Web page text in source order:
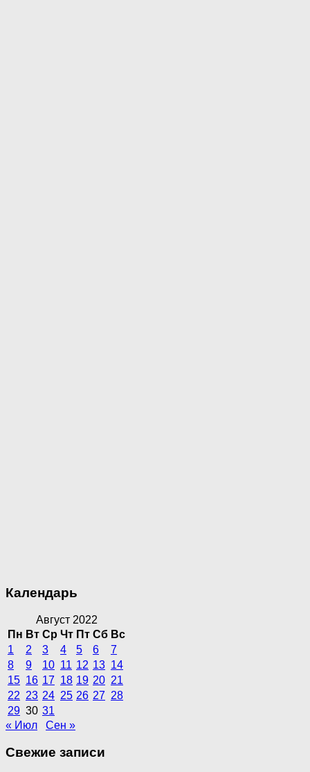
Календарь
Август 2022
Пн Вт Ср Чт Пт Сб Вс
1
2 3 4 5 6
7
8
9 10 11 12 13 14
15 16 17 18 19 20 21
22 23 24 25 26 27 28
29 30 31
« Июл
Сен »
Свежие записи